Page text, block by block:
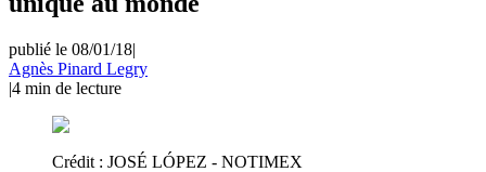
publié le 08/01/18|
Agnès Pinard Legry
|4 min de lecture
Crédit : JOSÉ LÓPEZ - NOTIMEX